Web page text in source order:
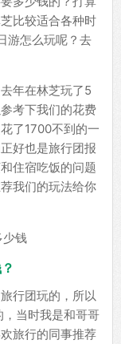
比较适合各种时
游怎么玩呢？去
年在林芝玩了5
考下我们的花费
了1700不到的一
好也是旅行团报
住宿吃饭的问题
我们的玩法给你
行团玩的，所以
当时我是和哥哥
旅行的同事推荐